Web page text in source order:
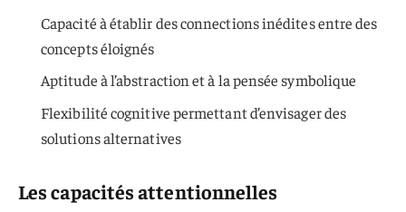
Capacité à établir des connections inédites entre des
concepts éloignés
Aptitude à l’abstraction et à la pensée symbolique
Flexibilité cognitive permettant d’envisager des
solutions alternatives
Les capacités attentionnelles